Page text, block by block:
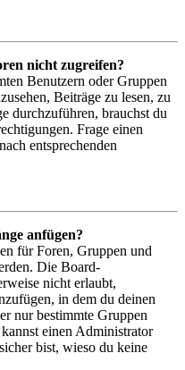
nicht zugreifen?
Benutzern oder Gruppen
Beiträge zu lesen, zu
durchzuführen, brauchst du
Frage einen
entsprechenden
anfügen?
für Foren, Gruppen und
Die Board-
nicht erlaubt,
in dem du deinen
nur bestimmte Gruppen
einen Administrator
bist, wieso du keine